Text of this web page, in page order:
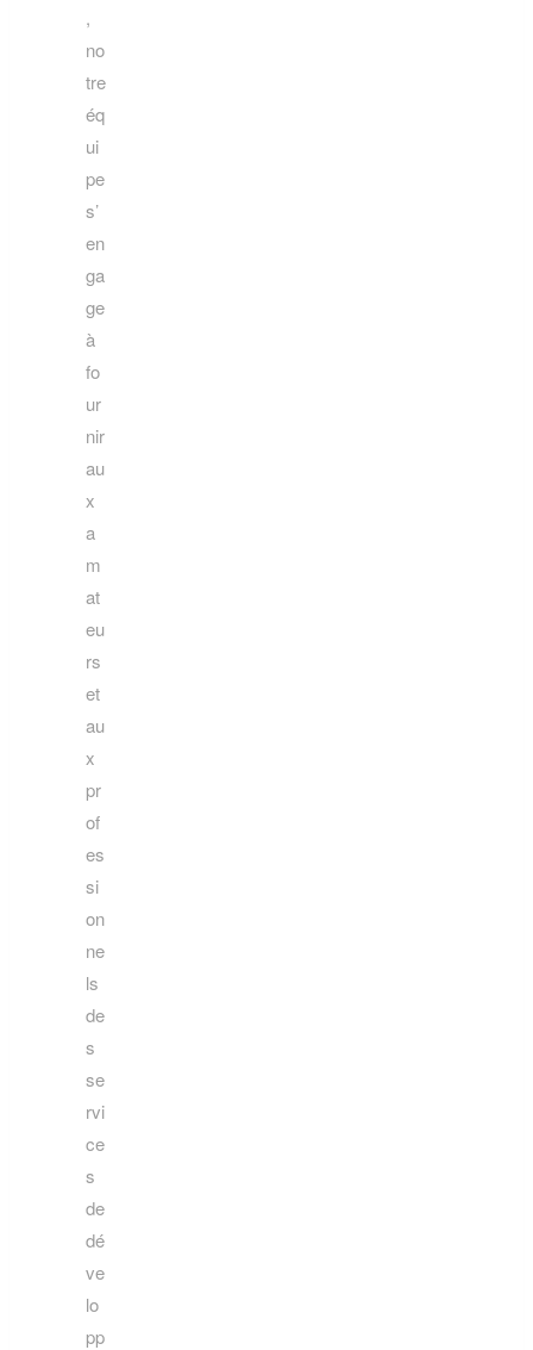
,
no
tre
éq
ui
pe
s’
en
ga
ge
à
fo
ur
nir
au
x
a
m
at
eu
rs
et
au
x
pr
of
es
si
on
ne
ls
de
s
se
rvi
ce
s
de
dé
ve
lo
pp